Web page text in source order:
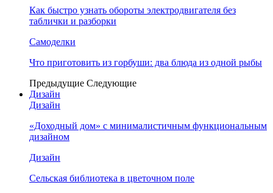
Как быстро узнать обороты электродвигателя без
таблички и разборки
Самоделки
Что приготовить из горбуши: два блюда из одной рыбы
Предыдущие Следующие
Дизайн
Дизайн
«Доходный дом» с минималистичным функциональным
дизайном
Дизайн
Сельская библиотека в цветочном поле